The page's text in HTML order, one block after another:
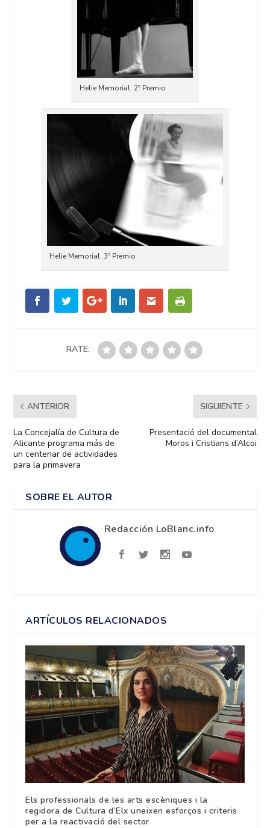
Helie Memorial. 2º Premio
Helie Memorial. 3º Premio
RATE:
ANTERIOR
La Concejalía de Cultura de
Alicante programa más de
un centenar de actividades
para la primavera
SIGUIENTE
Presentació del documental
Moros i Cristians d’Alcoi
SOBRE EL AUTOR
Redacción LoBlanc.info
ARTÍCULOS RELACIONADOS
Els professionals de les arts escèniques i la
regidora de Cultura d’Elx uneixen esforços i criteris
per a la reactivació del sector